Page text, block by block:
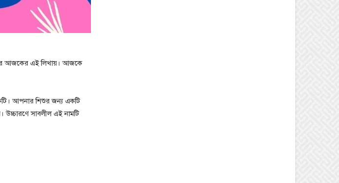
আজকের এই লিখায়। আজকে
আপনার শিশুর জন্য একটি
উচ্চারণে সাবলীল এই নামটি